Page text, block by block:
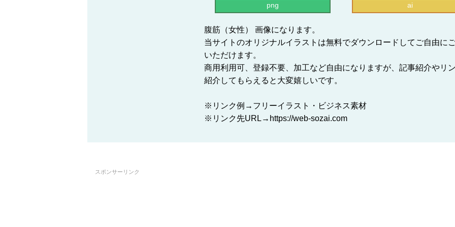
png ai
腹筋（女性） 画像になります。
当サイトのオリジナルイラストは無料でダウンロードしてご自由に
いただけます。
商用利用可、登録不要、加工など自由になりますが、記事紹介やリ
紹介してもらえると大変嬉しいです。
※リンク例→フリーイラスト・ビジネス素材
※リンク先URL→https://web-sozai.com
スポンサーリンク